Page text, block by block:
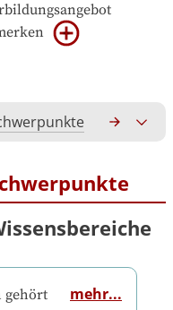
gehört
mehr...